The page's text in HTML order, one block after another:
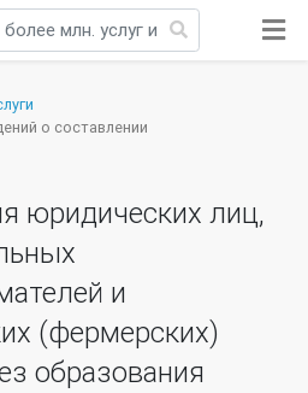
о составлении
юридических лиц,
и
(фермерских)
образования